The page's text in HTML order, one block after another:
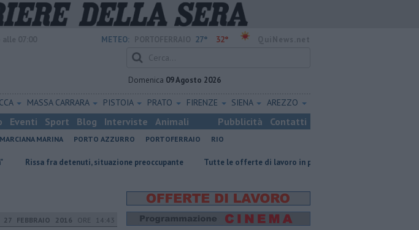
METEO: 27° 32°
Domenica 09 Agosto 2026
MASSA CARRARA PISTOIA PRATO FIRENZE SIENA AREZZO
Eventi Sport Blog Interviste Animali Pubblicità Contatti
MARCIANA MARINA PORTO AZZURRO PORTOFERRAIO RIO
detenuti, situazione preoccupante ​Tutte le offerte di lavoro in provincia di Livorno
27 FEBBRAIO 2016 ORE 14:43